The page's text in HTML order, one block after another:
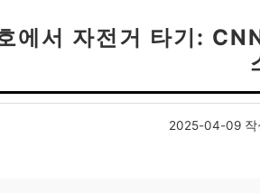
에서 자전거 타기:
2025-04-09 작